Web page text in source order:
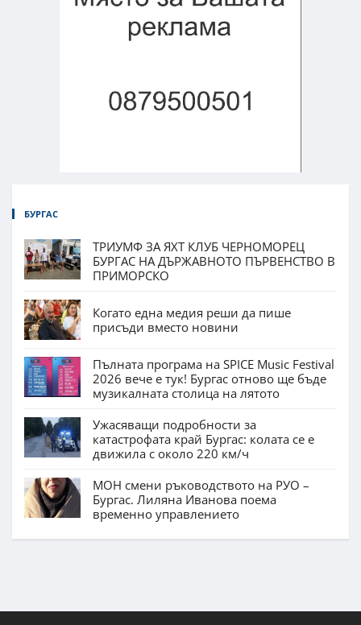
БУРГАС
ТРИУМФ ЗА ЯХТ КЛУБ ЧЕРНОМОРЕЦ
БУРГАС НА ДЪРЖАВНОТО ПЪРВЕНСТВО В
ПРИМОРСКО
Когато една медия реши да пише
присъди вместо новини
Пълната програма на SPICE Music Festival
2026 вече е тук! Бургас отново ще бъде
музикалната столица на лятото
Ужасяващи подробности за
катастрофата край Бургас: колата се е
движила с около 220 км/ч
МОН смени ръководството на РУО –
Бургас. Лиляна Иванова поема
временно управлението